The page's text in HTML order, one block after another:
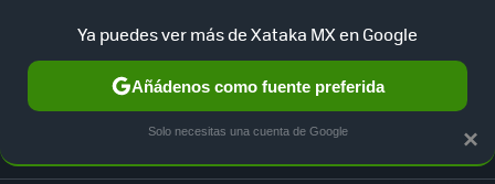
×
Ya puedes ver más de Xataka MX en Google
Añádenos como fuente preferida
Solo necesitas una cuenta de Google